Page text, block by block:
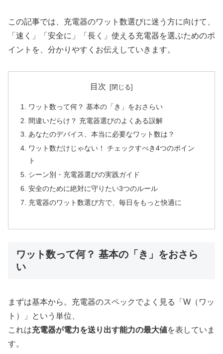
この記事では、充電器のワット数選びに迷う方に向けて、
「速く」「安全に」「長く」使える充電器を選ぶためのポ
イントを、分かりやすくお伝えしていきます。
目次
ワット数って何？ 基本の「き」をおさらい
間違いだらけ？ 充電器選びのよくある誤解
あなたのデバイス、本当に必要なワット数は？
ワット数だけじゃない！ チェックすべき4つのポイン
ト
シーン別・充電器選びの実践ガイド
安全のために絶対に守りたい3つのルール
充電器のワット数選び方で、毎日をもっと快適に
ワット数って何？ 基本の「き」をおさら
い
まずは基本から。充電器のスペックでよく見る「W（ワッ
ト）」という単位、
これは充電器が電力を送り出す能力の最大値を表していま
す。